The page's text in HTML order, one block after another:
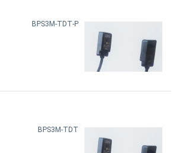
BPS3M-TDT-P
BPS3M-TDT